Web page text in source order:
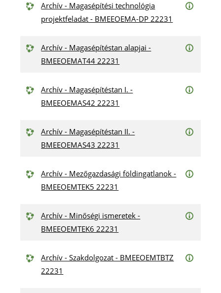
Archív - Magasépítési technológia
projektfeladat - BMEEOEMA-DP 22231
Archív - Magasépítéstan alapjai -
BMEEOEMAT44 22231
Archív - Magasépítéstan I. -
BMEEOEMAS42 22231
Archív - Magasépítéstan II. -
BMEEOEMAS43 22231
Archív - Mezőgazdasági földingatlanok -
BMEEOEMTEK5 22231
Archív - Minőségi ismeretek -
BMEEOEMTEK6 22231
Archív - Szakdolgozat - BMEEOEMTBTZ
22231